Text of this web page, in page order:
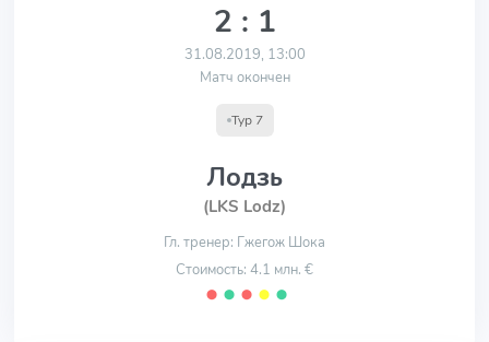
2 : 1
31.08.2019, 13:00
Матч окончен
Тур 7
Лодзь
(LKS Lodz)
Гл. тренер: Гжегож Шока
Стоимость: 4.1 млн. €
⬤ ⬤ ⬤ ⬤ ⬤